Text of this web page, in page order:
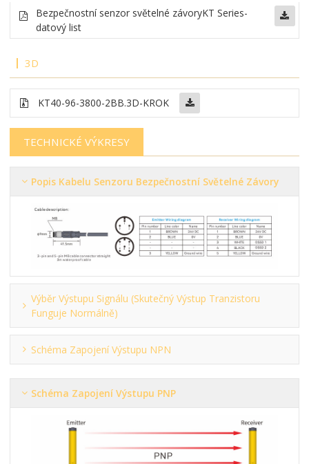
Bezpečnostní senzor světelné závoryKT Series-
datový list
3D
KT40-96-3800-2BB.3D-KROK
TECHNICKÉ VÝKRESY
Popis Kabelu Senzoru Bezpečnostní Světelné Závory
Výběr Výstupu Signálu (skutečný Výstup Tranzistoru
Funguje Normálně)
Schéma Zapojení Výstupu NPN
Schéma Zapojení Výstupu PNP